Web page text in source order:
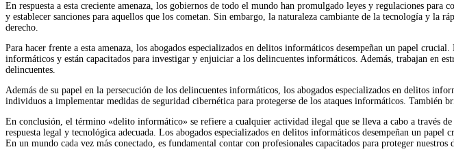
En respuesta a esta creciente amenaza, los gobiernos de todo el mundo han promulgado leyes y regulaciones
y establecer sanciones para aquellos que los cometan. Sin embargo, la naturaleza cambiante de la tecnología y la
derecho.
Para hacer frente a esta amenaza, los abogados especializados en delitos informáticos desempeñan un papel
informáticos y están capacitados para investigar y enjuiciar a los delincuentes informáticos. Además, trabajan en
delincuentes.
Además de su papel en la persecución de los delincuentes informáticos, los abogados especializados en delitos
individuos a implementar medidas de seguridad cibernética para protegerse de los ataques informáticos.
En conclusión, el término «delito informático» se refiere a cualquier actividad ilegal que se lleva a cabo a través
respuesta legal y tecnológica adecuada. Los abogados especializados en delitos informáticos desempeñan un
En un mundo cada vez más conectado, es fundamental contar con profesionales capacitados para proteger nuestros